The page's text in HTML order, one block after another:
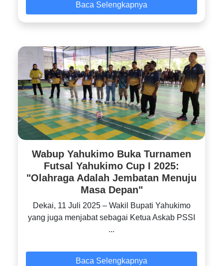
Baca Selengkapnya
Wabup Yahukimo Buka Turnamen
Futsal Yahukimo Cup I 2025:
"Olahraga Adalah Jembatan Menuju
Masa Depan"
‎Dekai, 11 Juli 2025 – Wakil Bupati Yahukimo
yang juga menjabat sebagai Ketua Askab PSSI
...
Baca Selengkapnya